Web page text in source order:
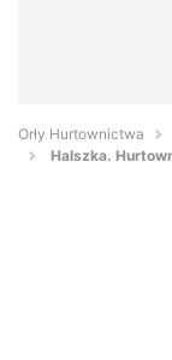
Orły Hurtownictwa
Halszka.